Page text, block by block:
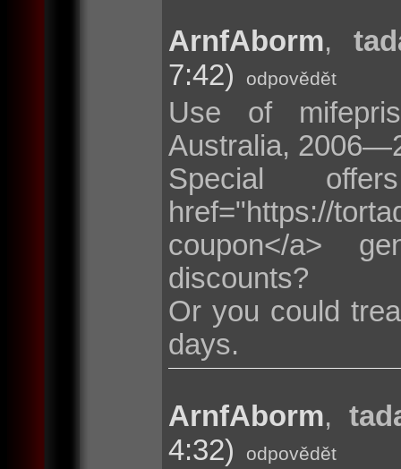
ArnfAborm,
7:42)
odpovědět
Use of
Australia,
Special
href="https://
coupon</a>
discounts?
Or you could
days.
ArnfAborm,
4:32)
odpovědět